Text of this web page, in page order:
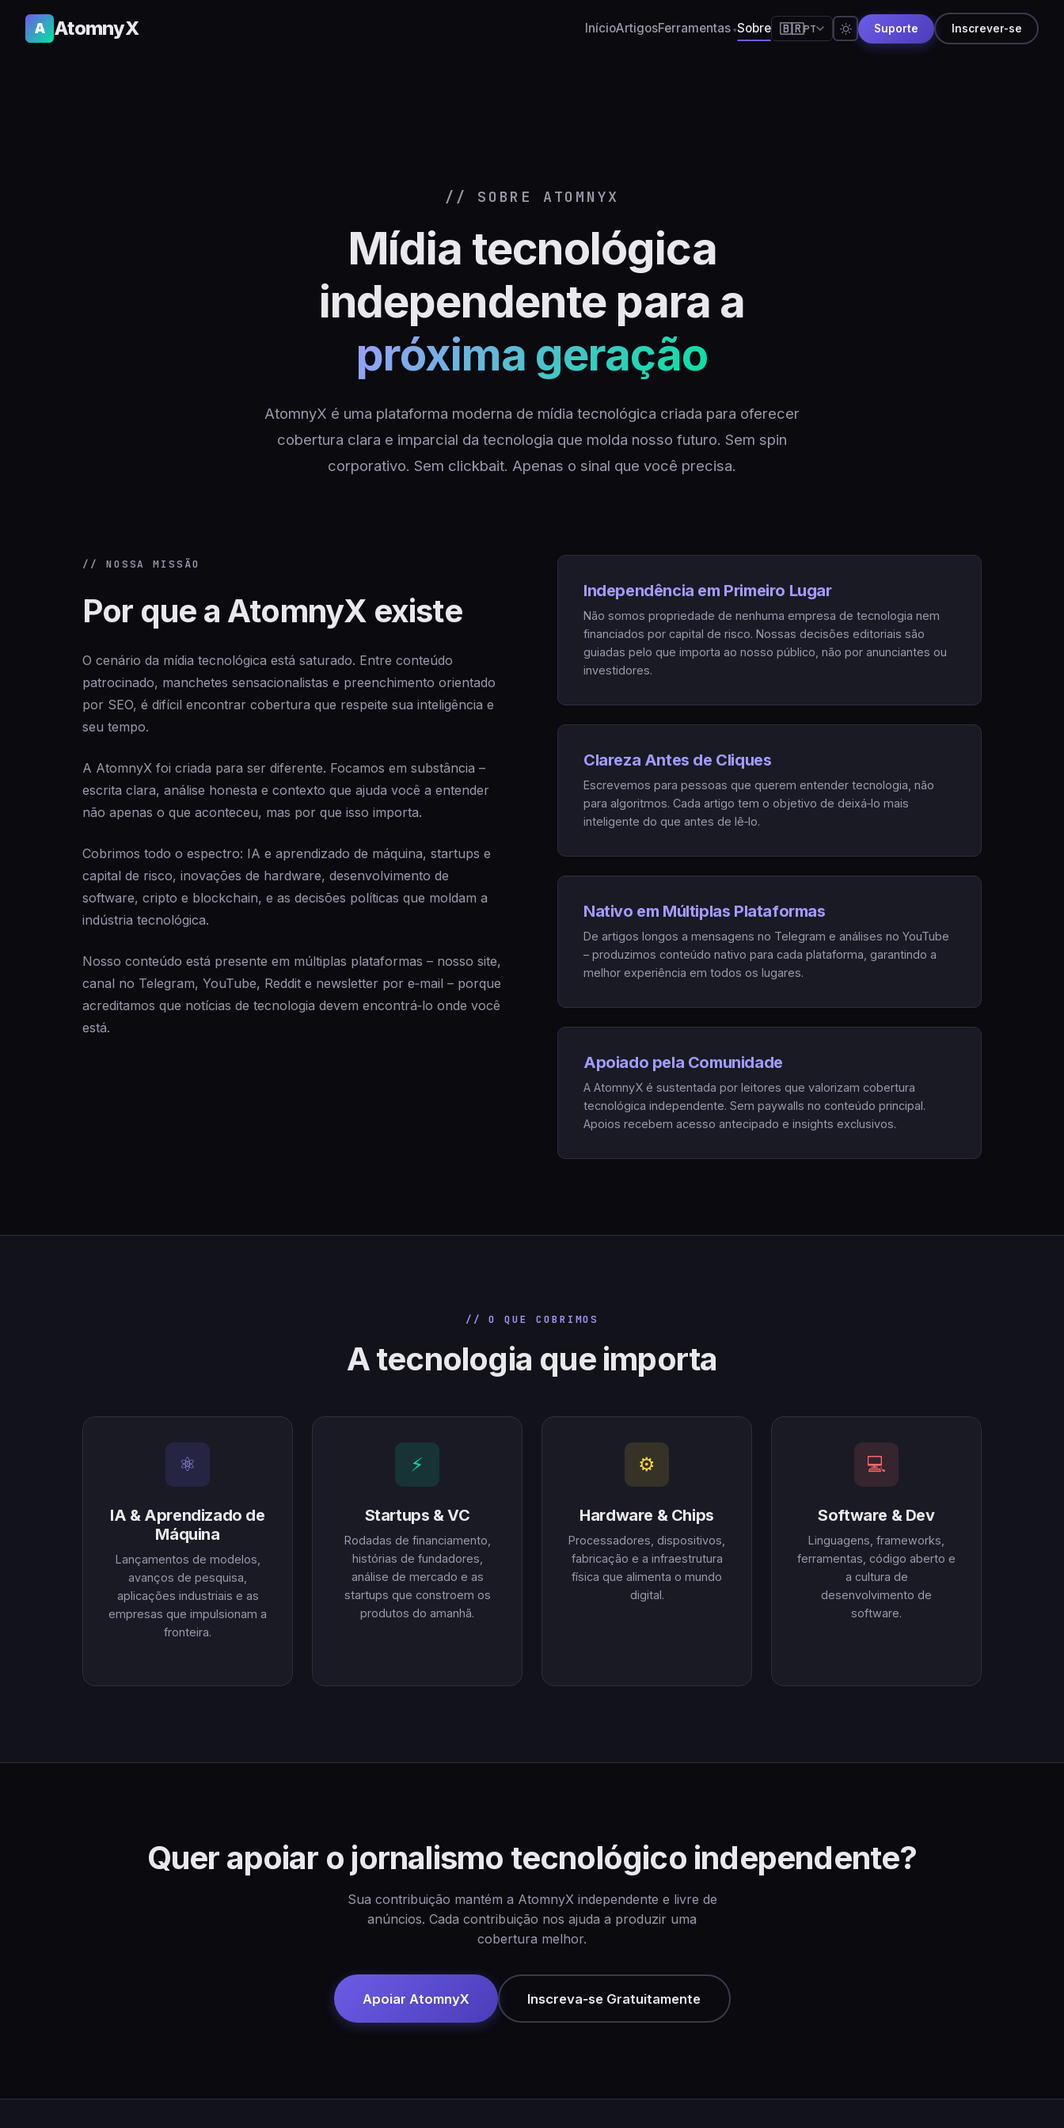
A AtomnyX InícioArtigosFerramentas Sobre 🇧🇷PT
🇷🇺
🇨🇳
🇮🇹Italiano
🇳🇱
Suporte Inscrever-se
// SOBRE ATOMNYX
Mídia tecnológica
independente para a
próxima geração
AtomnyX é uma plataforma moderna de mídia tecnológica criada para oferecer
cobertura clara e imparcial da tecnologia que molda nosso futuro. Sem spin
corporativo. Sem clickbait. Apenas o sinal que você precisa.
// NOSSA MISSÃO
Por que a AtomnyX existe
O cenário da mídia tecnológica está saturado. Entre conteúdo
patrocinado, manchetes sensacionalistas e preenchimento orientado
por SEO, é difícil encontrar cobertura que respeite sua inteligência e
seu tempo.
A AtomnyX foi criada para ser diferente. Focamos em substância –
escrita clara, análise honesta e contexto que ajuda você a entender
não apenas o que aconteceu, mas por que isso importa.
Cobrimos todo o espectro: IA e aprendizado de máquina, startups e
capital de risco, inovações de hardware, desenvolvimento de
software, cripto e blockchain, e as decisões políticas que moldam a
indústria tecnológica.
Nosso conteúdo está presente em múltiplas plataformas – nosso site,
canal no Telegram, YouTube, Reddit e newsletter por e‑mail – porque
acreditamos que notícias de tecnologia devem encontrá‑lo onde você
está.
Independência em Primeiro Lugar
Não somos propriedade de nenhuma empresa de tecnologia nem
financiados por capital de risco. Nossas decisões editoriais são
guiadas pelo que importa ao nosso público, não por anunciantes ou
investidores.
Clareza Antes de Cliques
Escrevemos para pessoas que querem entender tecnologia, não
para algoritmos. Cada artigo tem o objetivo de deixá‑lo mais
inteligente do que antes de lê‑lo.
Nativo em Múltiplas Plataformas
De artigos longos a mensagens no Telegram e análises no YouTube
– produzimos conteúdo nativo para cada plataforma, garantindo a
melhor experiência em todos os lugares.
Apoiado pela Comunidade
A AtomnyX é sustentada por leitores que valorizam cobertura
tecnológica independente. Sem paywalls no conteúdo principal.
Apoios recebem acesso antecipado e insights exclusivos.
// O QUE COBRIMOS
A tecnologia que importa
⚛
IA & Aprendizado de
Máquina
Lançamentos de modelos,
avanços de pesquisa,
aplicações industriais e as
empresas que impulsionam a
fronteira.
⚡
Startups & VC
Rodadas de financiamento,
histórias de fundadores,
análise de mercado e as
startups que constroem os
produtos do amanhã.
⚙
Hardware & Chips
Processadores, dispositivos,
fabricação e a infraestrutura
física que alimenta o mundo
digital.
💻
Software & Dev
Linguagens, frameworks,
ferramentas, código aberto e
a cultura de
desenvolvimento de
software.
Quer apoiar o jornalismo tecnológico independente?
Sua contribuição mantém a AtomnyX independente e livre de
anúncios. Cada contribuição nos ajuda a produzir uma
cobertura melhor.
Apoiar AtomnyX Inscreva‑se Gratuitamente